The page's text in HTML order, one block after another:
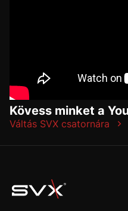
Kövess minket a
Váltás SVX csatornára